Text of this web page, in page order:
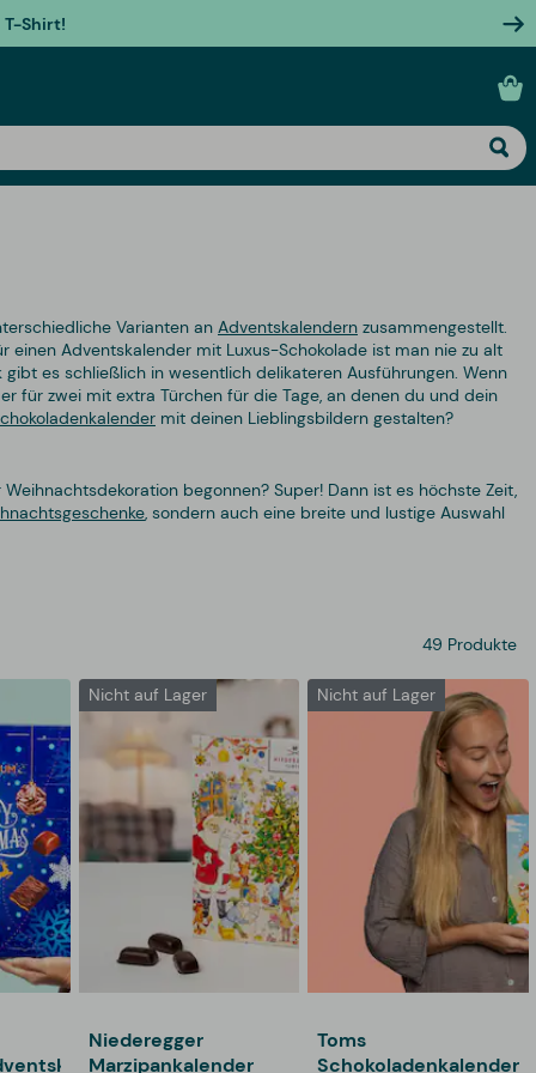
T-Shirt!
Varianten an Adventskalendern zusammengestellt.
Adventskalender mit Luxus-Schokolade ist man nie zu alt
es schließlich in wesentlich delikateren Ausführungen. Wenn
für zwei mit extra Türchen für die Tage, an denen du und dein
mit deinen Lieblingsbildern gestalten?
begonnen? Super! Dann ist es höchste Zeit,
, sondern auch eine breite und lustige Auswahl
49 Produkte
Nicht auf Lager
Niederegger
Marzipankalender
Nicht auf Lager
Toms
Schokoladenkalender